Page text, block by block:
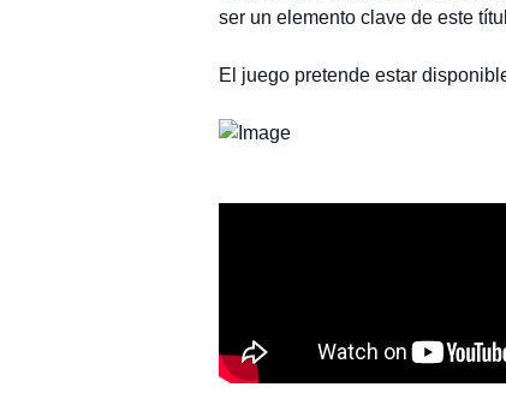
ser un elemento clave de este
El juego pretende estar